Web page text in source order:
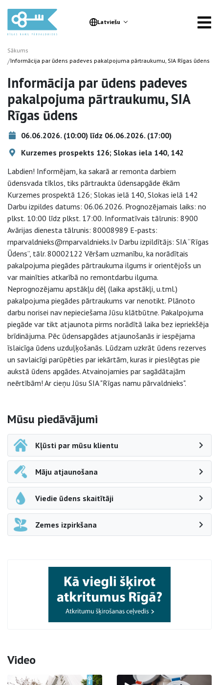
Latviešu
Sākums
/Informācija par ūdens padeves pakalpojuma pārtraukumu, SIA Rīgas ūdens
Informācija par ūdens padeves
pakalpojuma pārtraukumu, SIA
Rīgas ūdens
06.06.2026. (10:00) līdz 06.06.2026. (17:00)
Kurzemes prospekts 126; Slokas iela 140, 142
Labdien! Informējam, ka sakarā ar remonta darbiem
ūdensvada tīklos, tiks pārtraukta ūdensapgāde ēkām
Kurzemes prospektā 126; Slokas ielā 140, Slokas ielā 142
Darbu izpildes datums: 06.06.2026. Prognozējamais laiks: no
plkst. 10:00 līdz plkst. 17:00. Informatīvais tālrunis: 8900
Avārijas dienesta tālrunis: 80008989 E-pasts:
rnparvaldnieks@rnparvaldnieks.lv Darbu izpildītājs: SIA “Rīgas
Ūdens”, tālr. 80002122 Vēršam uzmanību, ka norādītais
pakalpojuma piegādes pārtraukuma ilgums ir orientējošs un
var mainīties atkarībā no remontdarbu ilguma.
Neprognozējamu apstākļu dēļ (laika apstākļi, u.tml.)
pakalpojuma piegādes pārtraukums var nenotikt. Plānoto
darbu norisei nav nepieciešama Jūsu klātbūtne. Pakalpojuma
piegāde var tikt atjaunota pirms norādītā laika bez iepriekšēja
brīdinājuma. Pēc ūdensapgādes atjaunošanās ir iespējama
īslaicīga ūdens uzduļķošanās. Lūdzam uzkrāt ūdens rezerves
un savlaicīgi parūpēties par iekārtām, kuras ir pieslēgtas pie
aukstā ūdens apgādes. Atvainojamies par sagādātajām
neērtībām! Ar cieņu Jūsu SIA "Rīgas namu pārvaldnieks".
Sāna navigācija
Mūsu piedāvājumi
Kļūsti par mūsu klientu
Māju atjaunošana
Viedie ūdens skaitītāji
Zemes izpirkšana
Video